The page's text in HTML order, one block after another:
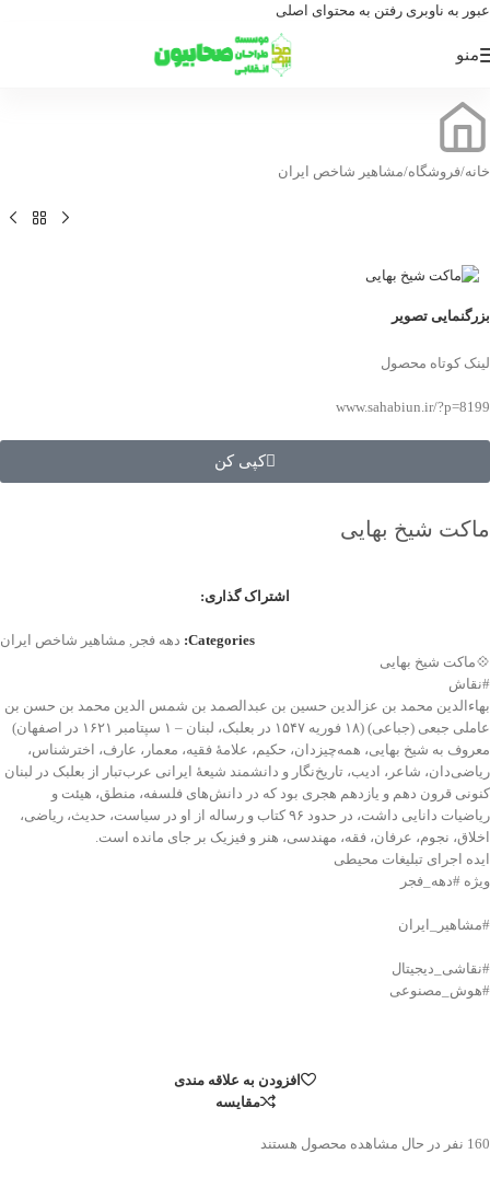
عبور به ناوبری رفتن به محتوای اصلی
منو
خانه/فروشگاه/مشاهیر شاخص ایران
بزرگنمایی تصویر
لینک کوتاه محصول
www.sahabiun.ir/?p=8199
کپی کن
ماکت شیخ بهایی
اشتراک گذاری:
Categories: دهه فجر , مشاهیر شاخص ایران
💠ماکت شیخ بهایی
#نقاش
بهاءالدین محمد بن عزالدین حسین بن عبدالصمد بن شمس الدین محمد بن حسن بن
عاملی جبعی (جباعی) (۱۸ فوریه ۱۵۴۷ در بعلبک، لبنان – ۱ سپتامبر ۱۶۲۱ در اصفهان)
معروف به شیخ بهایی، همه‌چیزدان، حکیم، علامهٔ فقیه، معمار، عارف، اخترشناس،
ریاضی‌دان، شاعر، ادیب، تاریخ‌نگار و دانشمند شیعهٔ ایرانی عرب‌تبار از بعلبک در لبنان
کنونی قرون دهم و یازدهم هجری بود که در دانش‌های فلسفه، منطق، هیئت و
ریاضیات دانایی داشت، در حدود ۹۶ کتاب و رساله از او در سیاست، حدیث، ریاضی،
اخلاق، نجوم، عرفان، فقه، مهندسی، هنر و فیزیک بر جای مانده است.
ایده اجرای تبلیغات محیطی
ویژه #دهه_فجر
#مشاهیر_ایران
#نقاشی_دیجیتال
#هوش_مصنوعی
افزودن به علاقه مندی
مقایسه
160 نفر در حال مشاهده محصول هستند